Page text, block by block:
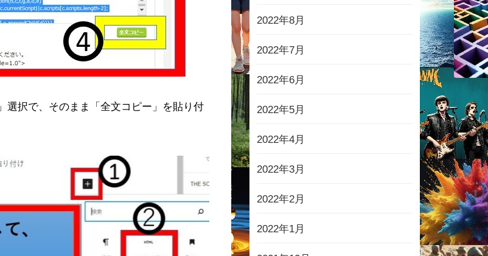
」選択で、そのまま「全文コピー」を貼り付
2022年8月
2022年7月
2022年6月
2022年5月
2022年4月
2022年3月
2022年2月
2022年1月